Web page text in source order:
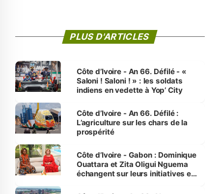
PLUS D'ARTICLES
Côte d’Ivoire - An 66. Défilé - «
Saloni ! Saloni ! » : les soldats
indiens en vedette à Yop’ City
Côte d’Ivoire - An 66. Défilé :
L’agriculture sur les chars de la
prospérité
Côte d’Ivoire - Gabon : Dominique
Ouattara et Zita Oligui Nguema
échangent sur leurs initiatives en